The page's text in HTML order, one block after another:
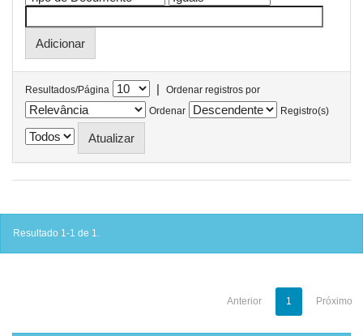
Resultados/Página |
Ordenar registros por
Ordenar
Registro(s)
Resultado 1-1 de 1.
Anterior 1 Próximo